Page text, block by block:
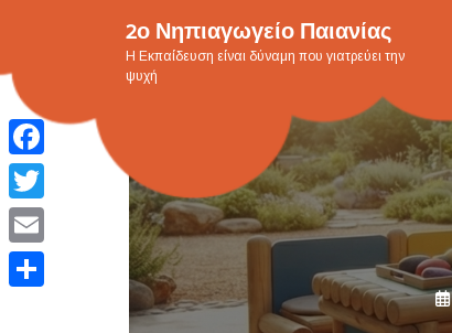
to
content
2ο Νηπιαγωγείο Παιανίας
H Εκπαίδευση είναι δύναμη που γιατρεύει την
ψυχή
Facebook
Twitter
Email